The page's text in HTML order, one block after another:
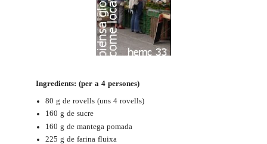
Ingredients: (per a 4 persones)
80 g de rovells (uns 4 rovells)
160 g de sucre
160 g de mantega pomada
225 g de farina fluixa